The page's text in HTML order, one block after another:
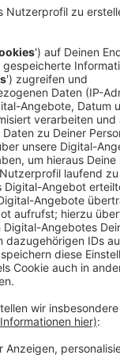
Stadt gesperrt.
eine zusätzliche
eingerichtet. Die
dauern.
Bauarbeiten. Die
Den Verkehr